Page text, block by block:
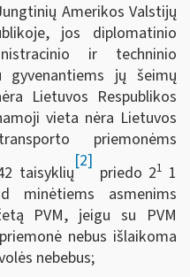
Amerikos Valstijų
jos diplomatinio
ir techninio
jų šeimų
Lietuvos Respublikos
vieta nėra Lietuvos
priemonėms
taisyklių
[2]
priedo 21 1
minėtiems asmenims
PVM, jeigu su PVM
nebus išlaikoma
nebebus;